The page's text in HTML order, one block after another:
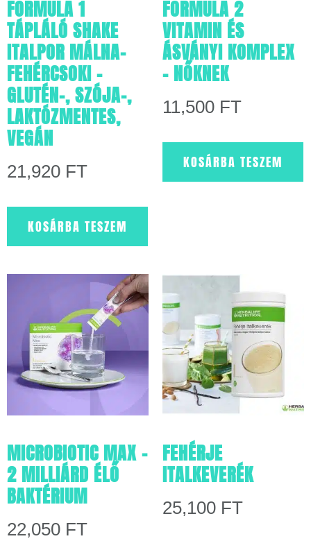
FORMULA 1
TÁPLÁLÓ SHAKE
ITALPOR MÁLNA-
FEHÉRCSOKI –
GLUTÉN-, SZÓJA-,
LAKTÓZMENTES,
VEGÁN
21,920 FT
KOSÁRBA TESZEM
FORMULA 2
VITAMIN ÉS
ÁSVÁNYI KOMPLEX
– NŐKNEK
11,500 FT
KOSÁRBA TESZEM
MICROBIOTIC MAX –
2 MILLIÁRD ÉLŐ
BAKTÉRIUM
22,050 FT
FEHÉRJE
ITALKEVERÉK
25,100 FT